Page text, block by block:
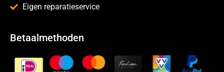
Eigen reparatieservice
Betaalmethoden